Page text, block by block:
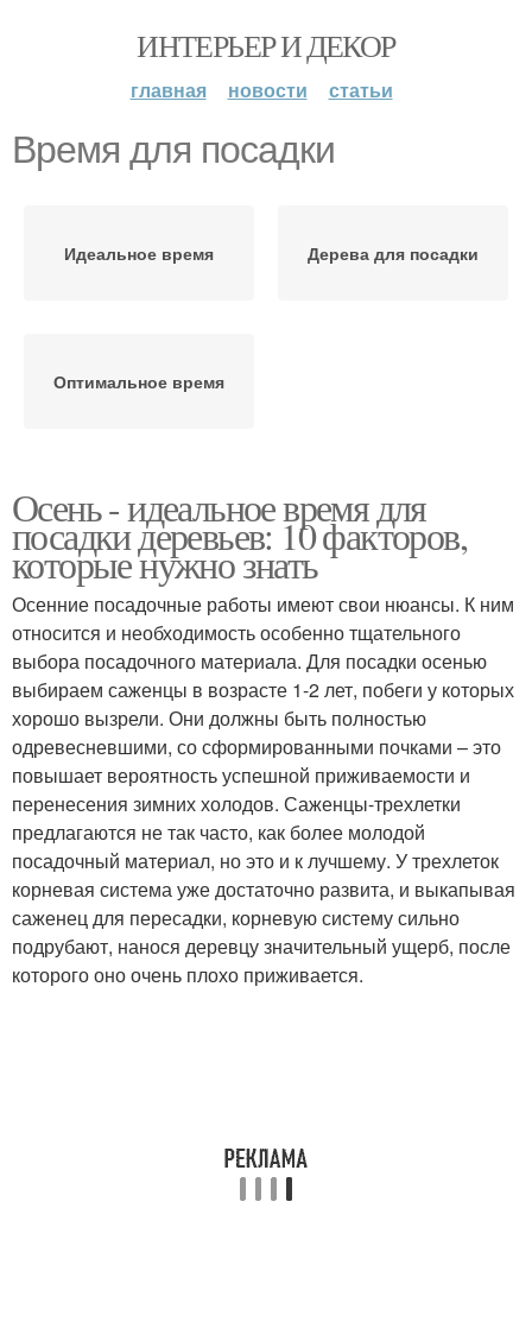
ИНТЕРЬЕР И ДЕКОР
главная новости статьи
Время для посадки
Идеальное время Дерева для посадки
Оптимальное время
Осень - идеальное время для
посадки деревьев: 10 факторов,
которые нужно знать
Осенние посадочные работы имеют свои нюансы. К ним
относится и необходимость особенно тщательного
выбора посадочного материала. Для посадки осенью
выбираем саженцы в возрасте 1-2 лет, побеги у которых
хорошо вызрели. Они должны быть полностью
одревесневшими, со сформированными почками – это
повышает вероятность успешной приживаемости и
перенесения зимних холодов. Саженцы-трехлетки
предлагаются не так часто, как более молодой
посадочный материал, но это и к лучшему. У трехлеток
корневая система уже достаточно развита, и выкапывая
саженец для пересадки, корневую систему сильно
подрубают, нанося деревцу значительный ущерб, после
которого оно очень плохо приживается.